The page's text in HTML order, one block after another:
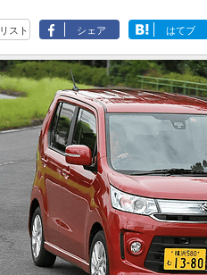
リスト シェア はてブ